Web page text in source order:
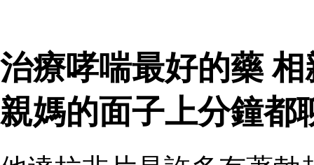
治療哮喘最好的藥
親媽的面子上分鐘都